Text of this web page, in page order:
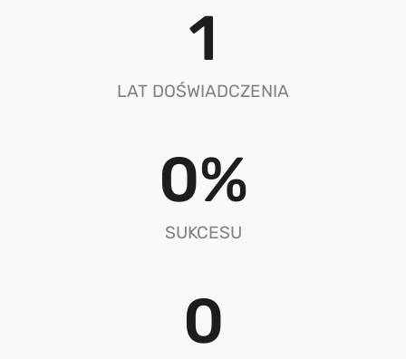
LAT DOŚWIADCZENIA
1
SUKCESU
0%
0